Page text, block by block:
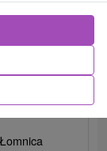
254,84zł
Przyjedź i